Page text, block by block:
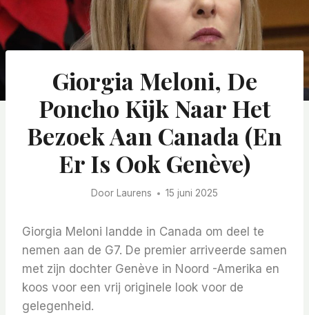
Giorgia Meloni, De
Poncho Kijk Naar Het
Bezoek Aan Canada (en
Er Is Ook Genève)
Door Laurens 15 juni 2025
Giorgia Meloni landde in Canada om deel te
nemen aan de G7. De premier arriveerde samen
met zijn dochter Genève in Noord -Amerika en
koos voor een vrij originele look voor de
gelegenheid.